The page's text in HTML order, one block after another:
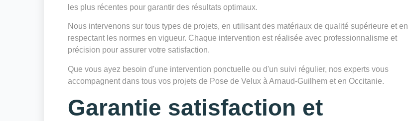
les plus récentes pour garantir des résultats optimaux.
Nous intervenons sur tous types de projets, en utilisant des matériaux de qualité supérieure et en
respectant les normes en vigueur. Chaque intervention est réalisée avec professionnalisme et
précision pour assurer votre satisfaction.
Que vous ayez besoin d'une intervention ponctuelle ou d'un suivi régulier, nos experts vous
accompagnent dans tous vos projets de Pose de Velux à Arnaud-Guilhem et en Occitanie.
Garantie satisfaction et